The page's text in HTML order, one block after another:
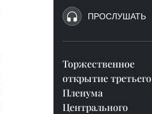
ПРОСЛУШАТЬ
Торжественное
открытие третьего
Пленума
Центрального